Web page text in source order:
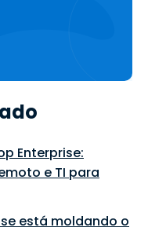
Enterprise:
e TI para
está moldando o